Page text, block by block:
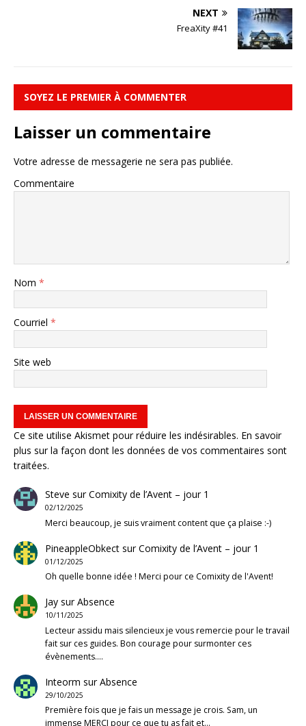
NEXT
FreaXity #41
SOYEZ LE PREMIER À COMMENTER
Laisser un commentaire
Votre adresse de messagerie ne sera pas publiée.
Commentaire
Nom *
Courriel *
Site web
Ce site utilise Akismet pour réduire les indésirables. En savoir
plus sur la façon dont les données de vos commentaires sont
traitées.
Steve surComixity de l’Avent – jour 1
02/12/2025
Merci beaucoup, je suis vraiment content que ça plaise :-)
PineappleObkectsurComixity de l’Avent – jour 1
01/12/2025
Oh quelle bonne idée ! Merci pour ce Comixity de l'Avent!
JaysurAbsence
10/11/2025
Lecteur assidu mais silencieux je vous remercie pour le travail
fait sur ces guides. Bon courage pour surmonter ces
évènements.…
Inteorm surAbsence
29/10/2025
Première fois que je fais un message je crois. Sam, un
immense MERCI pour ce que tu as fait et…